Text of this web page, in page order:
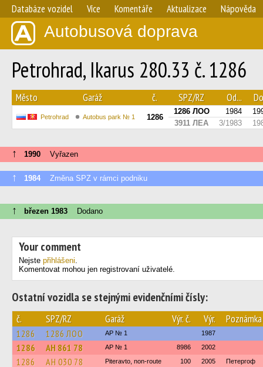
Databáze vozidel Více Komentáře Aktualizace Nápověda
Autobusová doprava
Petrohrad, Ikarus 280.33 č. 1286
Město Garáž č. SPZ/RZ Od...
Petrohrad Autobus park № 1 1286
1286 ЛОО 1984
3911 ЛЕА
3/1983
↑ 1990 Vyřazen
↑ 1984 Změna SPZ v rámci podniku
↑ březen 1983 Dodano
Your comment
Nejste přihlášeni.
Komentovat mohou jen registrovaní uživatelé.
Ostatní vozidla se stejnými evidenčními čísly:
č. SPZ/RZ Garáž Výr. č. Výr. Poznámka
1286 1286 ЛОО AP № 1 1987
1286 АН 861 78 AP № 1 8986 2002
1286 АН 030 78 Piteravto, non-route 100 2005 Петергоф